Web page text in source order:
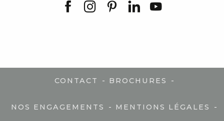
CONTACT - BROCHURES -
NOS ENGAGEMENTS - MENTIONS LÉGALES -